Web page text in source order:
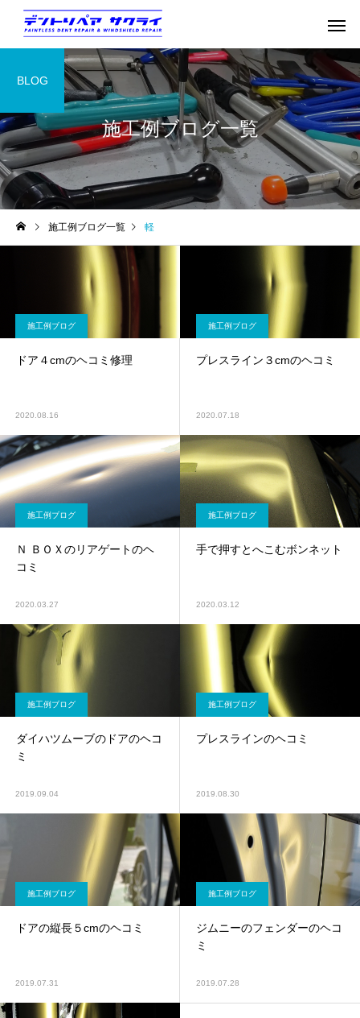
施工例ブログ一覧
BLOG
施工例ブログ一覧 軽
施工例ブログ
ドア４cmのヘコミ修理
2020.08.16
施工例ブログ
プレスライン３cmのヘコミ
2020.07.18
施工例ブログ
Ｎ ＢＯＸのリアゲートのヘ
コミ
2020.03.27
施工例ブログ
手で押すとへこむボンネット
2020.03.12
施工例ブログ
ダイハツムーブのドアのヘコ
ミ
2019.09.04
施工例ブログ
プレスラインのヘコミ
2019.08.30
施工例ブログ
ドアの縦長５cmのヘコミ
2019.07.31
施工例ブログ
ジムニーのフェンダーのヘコ
ミ
2019.07.28